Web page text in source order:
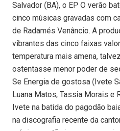
Salvador (BA), o EP O verão
cinco músicas gravadas com
de Radamés Venâncio. A
vibrantes das cinco faixas
temperatura mais amena,
ostentasse menor poder de
Se Energia de gostosa (Ivete
Luana Matos, Tassia Morais e
Ivete na batida do pagodão
na discografia recente da